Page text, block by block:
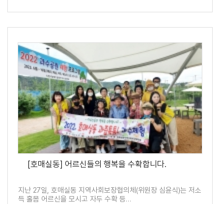
[호매실동] 어르신들의 행복을 수확합니다.
지난 27일, 호매실동 지역사회보장협의체(위원장 심윤식)는 저소
득 홀몸 어르신을 모시고 자두 수확 등…